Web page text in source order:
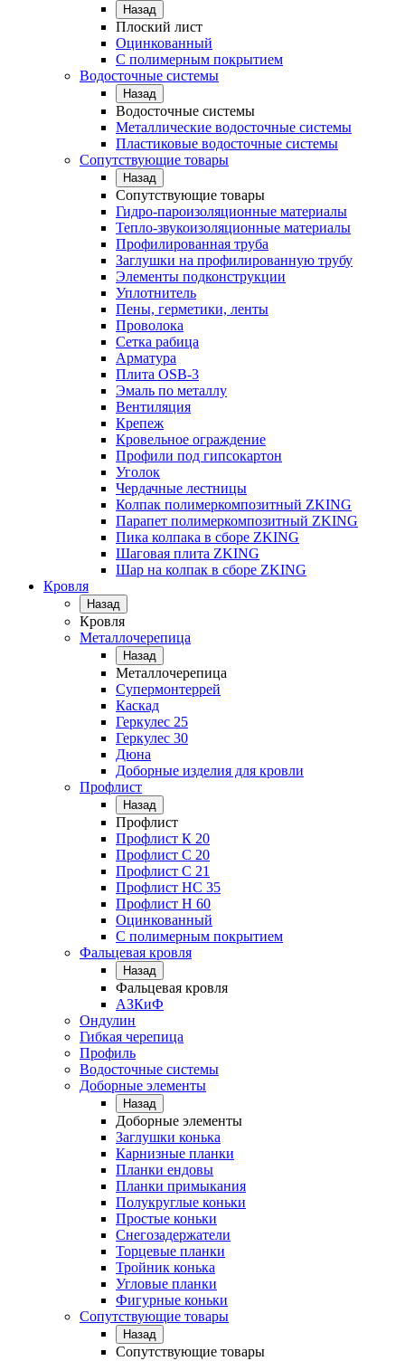
Назад
Плоский лист
Оцинкованный
С полимерным покрытием
Водосточные системы
Назад
Водосточные системы
Металлические водосточные системы
Пластиковые водосточные системы
Сопутствующие товары
Назад
Сопутствующие товары
Гидро-пароизоляционные материалы
Тепло-звукоизоляционные материалы
Профилированная труба
Заглушки на профилированную трубу
Элементы подконструкции
Уплотнитель
Пены, герметики, ленты
Проволока
Сетка рабица
Арматура
Плита OSB-3
Эмаль по металлу
Вентиляция
Крепеж
Кровельное ограждение
Профили под гипсокартон
Уголок
Чердачные лестницы
Колпак полимеркомпозитный ZKING
Парапет полимеркомпозитный ZKING
Пика колпака в сборе ZKING
Шаговая плита ZKING
Шар на колпак в сборе ZKING
Кровля
Назад
Кровля
Металлочерепица
Назад
Металлочерепица
Супермонтеррей
Каскад
Геркулес 25
Геркулес 30
Дюна
Доборные изделия для кровли
Профлист
Назад
Профлист
Профлист К 20
Профлист С 20
Профлист C 21
Профлист НС 35
Профлист Н 60
Оцинкованный
С полимерным покрытием
Фальцевая кровля
Назад
Фальцевая кровля
АЗКиФ
Ондулин
Гибкая черепица
Профиль
Водосточные системы
Доборные элементы
Назад
Доборные элементы
Заглушки конька
Карнизные планки
Планки ендовы
Планки примыкания
Полукруглые коньки
Простые коньки
Снегозадержатели
Торцевые планки
Тройник конька
Угловые планки
Фигурные коньки
Сопутствующие товары
Назад
Сопутствующие товары